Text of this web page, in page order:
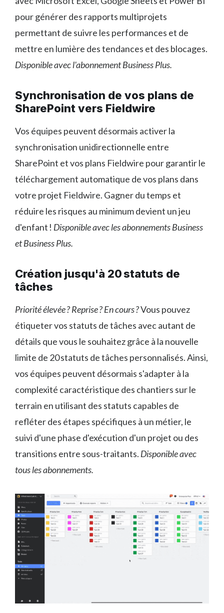
pour générer des rapports multiprojets
permettant de suivre les performances et de
mettre en lumière des tendances et des blocages.
Disponible avec l'abonnement Business Plus.
Synchronisation de vos plans de
SharePoint vers Fieldwire
Vos équipes peuvent désormais activer la
synchronisation unidirectionnelle entre
SharePoint et vos plans Fieldwire pour garantir le
téléchargement automatique de vos plans dans
votre projet Fieldwire. Gagner du temps et
réduire les risques au minimum devient un jeu
d'enfant ! Disponible avec les abonnements Business
et Business Plus.
Création jusqu'à 20 statuts de
tâches
Priorité élevée ? Reprise ? En cours ?Vous pouvez
étiqueter vos statuts de tâches avec autant de
détails que vous le souhaitez grâce à la nouvelle
limite de 20 statuts de tâches personnalisés. Ainsi,
vos équipes peuvent désormais s'adapter à la
complexité caractéristique des chantiers sur le
terrain en utilisant des statuts capables de
refléter des étapes spécifiques à un métier, le
suivi d'une phase d'exécution d'un projet ou des
transitions entre sous-traitants. Disponible avec
tous les abonnements.